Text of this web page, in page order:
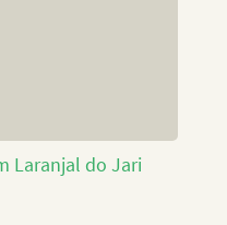
Laranjal do Jari